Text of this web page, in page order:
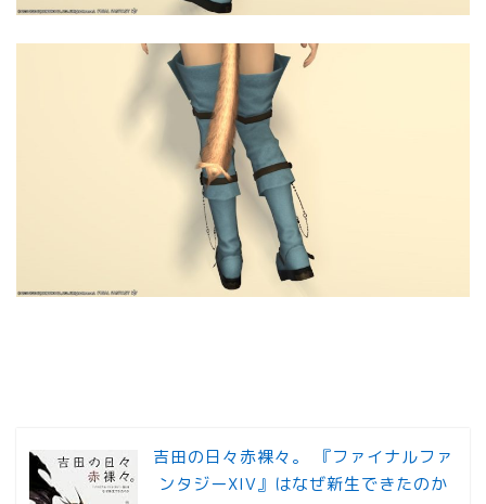
吉田の日々赤裸々。 『ファイナルファ
ンタジーXIV』はなぜ新生できたのか